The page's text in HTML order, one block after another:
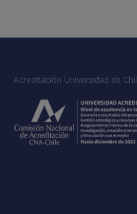
Acreditación Universidad de